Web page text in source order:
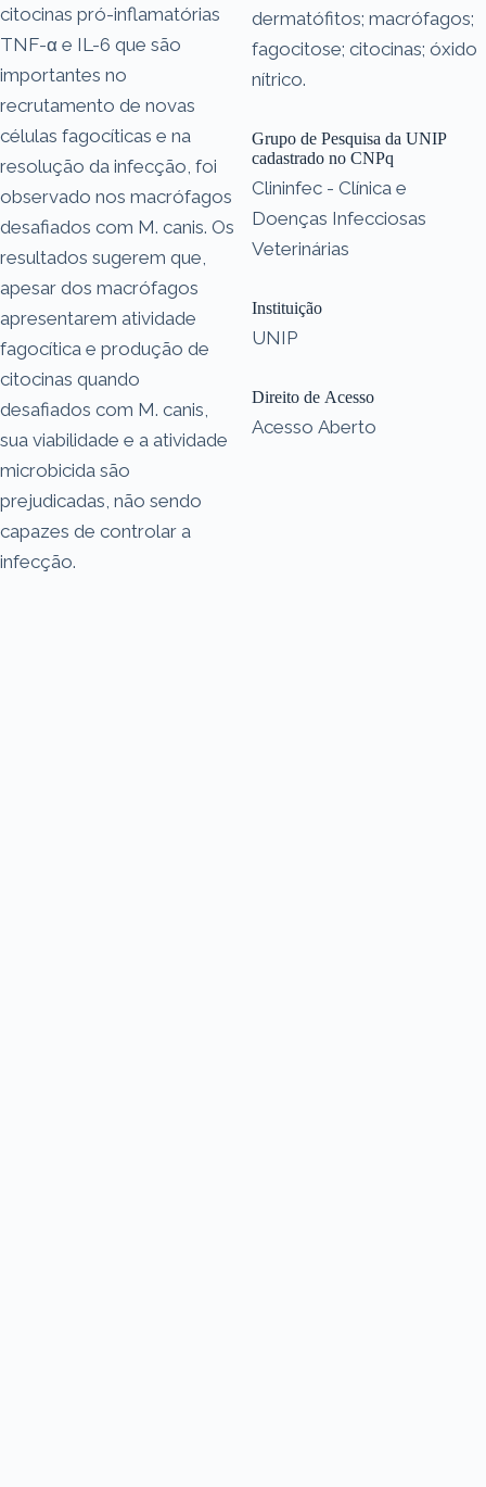
citocinas pró-inflamatórias
TNF-α e IL-6 que são
importantes no
recrutamento de novas
células fagocíticas e na
resolução da infecção, foi
observado nos macrófagos
desafiados com M. canis. Os
resultados sugerem que,
apesar dos macrófagos
apresentarem atividade
fagocítica e produção de
citocinas quando
desafiados com M. canis,
sua viabilidade e a atividade
microbicida são
prejudicadas, não sendo
capazes de controlar a
infecção.
dermatófitos; macrófagos;
fagocitose; citocinas; óxido
nítrico.
Grupo de Pesquisa da UNIP
cadastrado no CNPq
Clininfec - Clínica e
Doenças Infecciosas
Veterinárias
Instituição
UNIP
Direito de Acesso
Acesso Aberto